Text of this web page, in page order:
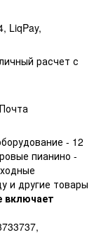
LiqPay,
расчет с
- 12
пианино -
и другие товары
включает